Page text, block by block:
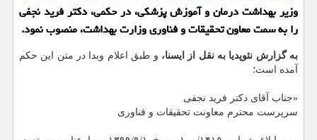
وزیر بهداشت درمان و آموزش پزشکی، در حکمی، دکتر فرید نجفی
را به سمت معاون تحقیقات و فناوری وزارت بهداشت، منصوب نمود.
به گزارش نئوپدیا به نقل از ایسنا، و طبق اعلام وبدا در متن این حکم
آمده است؛
«جناب آقای دکتر فرید نجفی
سرپرست محترم معاونت تحقیقات و فناوری